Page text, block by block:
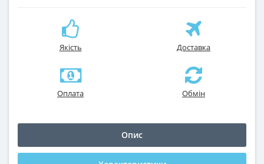
Якість Доставка
Оплата Обмін
Опис